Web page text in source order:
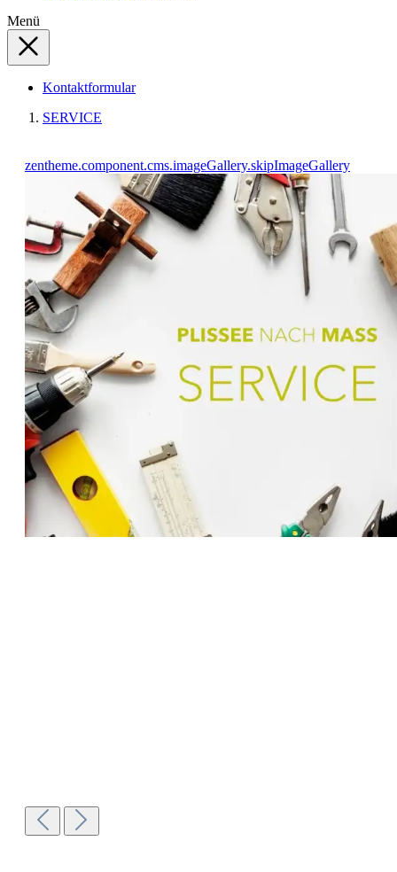
Menü
Kontaktformular
SERVICE
zentheme.component.cms.imageGallery.skipImageGallery